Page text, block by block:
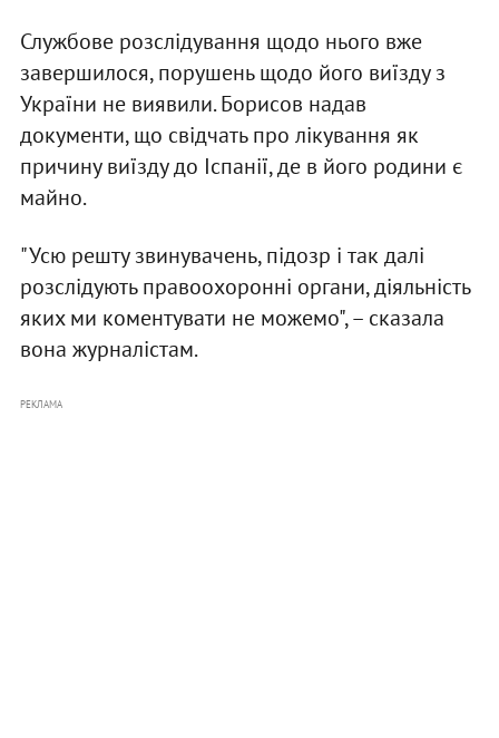
Службове розслідування щодо нього вже
завершилося, порушень щодо його виїзду з
України не виявили. Борисов надав
документи, що свідчать про лікування як
причину виїзду до Іспанії, де в його родини є
майно.
"Усю решту звинувачень, підозр і так далі
розслідують правоохоронні органи, діяльність
яких ми коментувати не можемо", – сказала
вона журналістам.
РЕКЛАМА